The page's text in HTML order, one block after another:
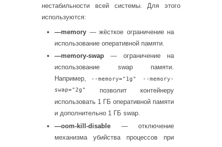
нестабильности всей системы. Для этого
используются:
—memory — жёсткое ограничение на
использование оперативной памяти.
—memory-swap — ограничение на
использование swap памяти.
Например,
--memory="1g" --memory-
swap="2g"
позволит контейнеру
использовать 1 ГБ оперативной памяти
и дополнительно 1 ГБ swap.
—oom-kill-disable — отключение
механизма убийства процессов при